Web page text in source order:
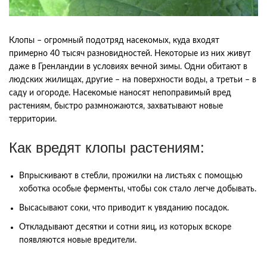
Клопы – огромный подотряд насекомых, куда входят
примерно 40 тысяч разновидностей. Некоторые из них живут
даже в Гренландии в условиях вечной зимы. Одни обитают в
людских жилищах, другие – на поверхности воды, а третьи – в
саду и огороде. Насекомые наносят непоправимый вред
растениям, быстро размножаются, захватывают новые
территории.
Как вредят клопы растениям:
Впрыскивают в стебли, прожилки на листьях с помощью
хоботка особые ферменты, чтобы сок стало легче добывать.
Высасывают соки, что приводит к увяданию посадок.
Откладывают десятки и сотни яиц, из которых вскоре
появляются новые вредители.